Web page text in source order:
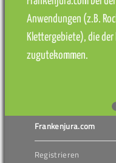
Anwendungen (z.B.
Klettergebiete), die der
zugutekommen.
Frankenjura.com
Registrieren